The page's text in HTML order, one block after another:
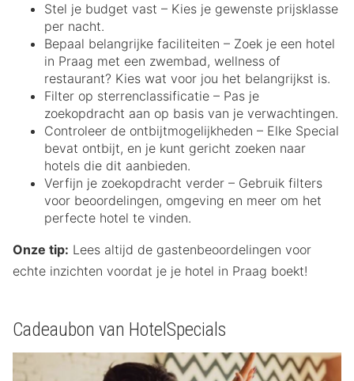
Stel je budget vast – Kies je gewenste prijsklasse
per nacht.
Bepaal belangrijke faciliteiten – Zoek je een hotel
in Praag met een zwembad, wellness of
restaurant? Kies wat voor jou het belangrijkst is.
Filter op sterrenclassificatie – Pas je
zoekopdracht aan op basis van je verwachtingen.
Controleer de ontbijtmogelijkheden – Elke Special
bevat ontbijt, en je kunt gericht zoeken naar
hotels die dit aanbieden.
Verfijn je zoekopdracht verder – Gebruik filters
voor beoordelingen, omgeving en meer om het
perfecte hotel te vinden.
Onze tip: Lees altijd de gastenbeoordelingen voor
echte inzichten voordat je je hotel in Praag boekt!
Cadeaubon van HotelSpecials